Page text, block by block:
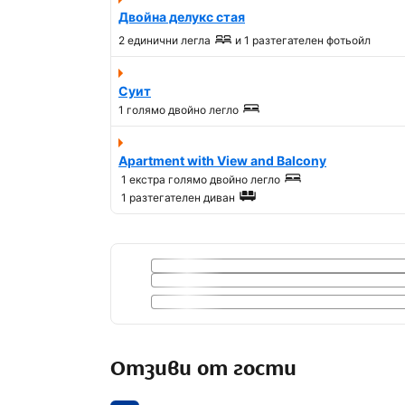
Двойна делукс стая
2 единични легла и 1 разтегателeн фотьойл
Суит
1 голямо двойно легло
Apartment with View and Balcony
1 екстра голямо двойно легло
1 разтегателен диван
Отзиви от гости